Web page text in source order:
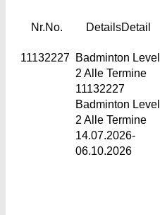
Nr.No. DetailsDetail
11132227 Badminton Level
2 Alle Termine
11132227
Badminton Level
2 Alle Termine
14.07.2026-
06.10.2026